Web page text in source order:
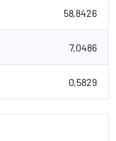
58,8426
7,0486
0,5829